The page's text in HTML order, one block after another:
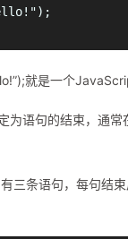
就是一个
为语句的结束，通常
三条语句，每句结